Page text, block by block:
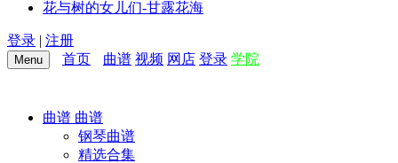
花与树的女儿们-甘露花海
登录 | 注册
Menu 首页 曲谱 视频 网店 登录 学院
曲谱 曲谱
钢琴曲谱
精选合集